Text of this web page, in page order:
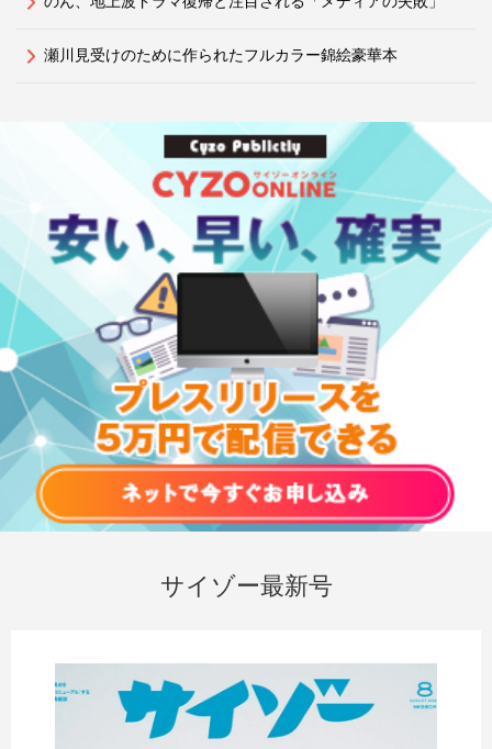
瀬川見受けのために作られたフルカラー錦絵豪華本
サイゾー最新号